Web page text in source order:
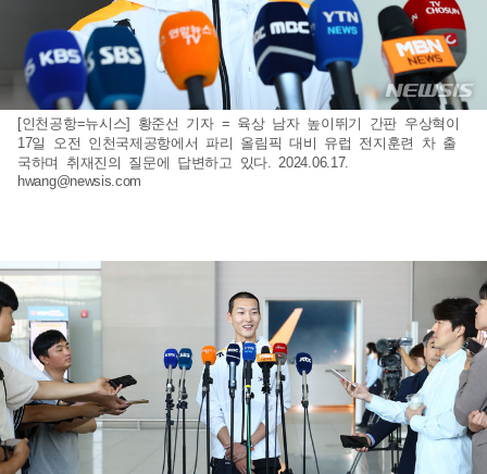
[인천공항=뉴시스] 황준선 기자 = 육상 남자 높이뛰기 간판 우상혁이
17일 오전 인천국제공항에서 파리 올림픽 대비 유럽 전지훈련 차 출
국하며 취재진의 질문에 답변하고 있다. 2024.06.17.
hwang@newsis.com